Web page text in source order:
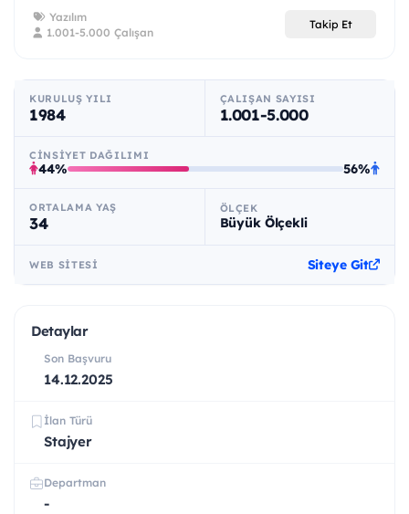
Yazılım
1.001-5.000 Çalışan
Takip Et
KURULUŞ YILI
1984
ÇALIŞAN SAYISI
1.001-5.000
CINSIYET DAĞILIMI
44% 56%
ORTALAMA YAŞ
34
ÖLÇEK
Büyük Ölçekli
WEB SITESI Siteye Git
Detaylar
Son Başvuru
14.12.2025
İlan Türü
Stajyer
Departman
-